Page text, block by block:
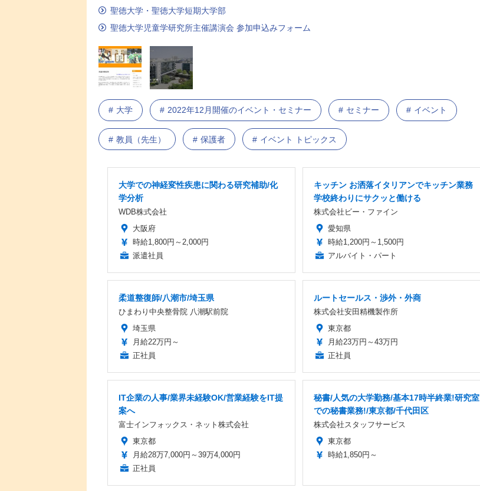
聖徳大学・聖徳大学短期大学部
聖徳大学児童学研究所主催講演会 参加申込みフォーム
大学 2022年12月開催のイベント・セミナー セミナー イベント
教員（先生） 保護者 イベント トピックス
大学での神経変性疾患に関わる研究補助/化
学分析
WDB株式会社
大阪府
時給1,800円～2,000円
派遣社員
キッチン お洒落イタリアンでキッチン業務
学校終わりにサクッと働ける
株式会社ビー・ファイン
愛知県
時給1,200円～1,500円
アルバイト・パート
柔道整復師/八潮市/埼玉県
ひまわり中央整骨院 八潮駅前院
埼玉県
月給22万円～
正社員
ルートセールス・渉外・外商
株式会社安田精機製作所
東京都
月給23万円～43万円
正社員
IT企業の人事/業界未経験OK/営業経験をIT提
案へ
富士インフォックス・ネット株式会社
東京都
月給28万7,000円～39万4,000円
正社員
秘書/人気の大学勤務/基本17時半終業!研究室
での秘書業務!/東京都/千代田区
株式会社スタッフサービス
東京都
時給1,850円～